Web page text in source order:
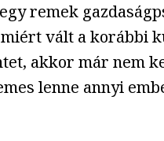
remek
vált a korábbi
akkor már nem
lenne annyi